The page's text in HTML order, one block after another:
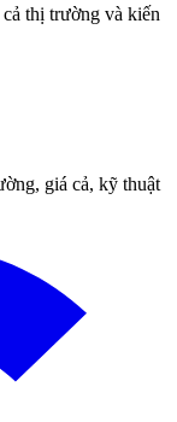
thị trường và kiến
giá cả, kỹ thuật